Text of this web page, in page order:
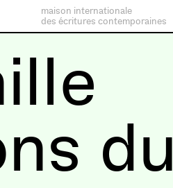
maison internationale
des écritures contemporaines
du